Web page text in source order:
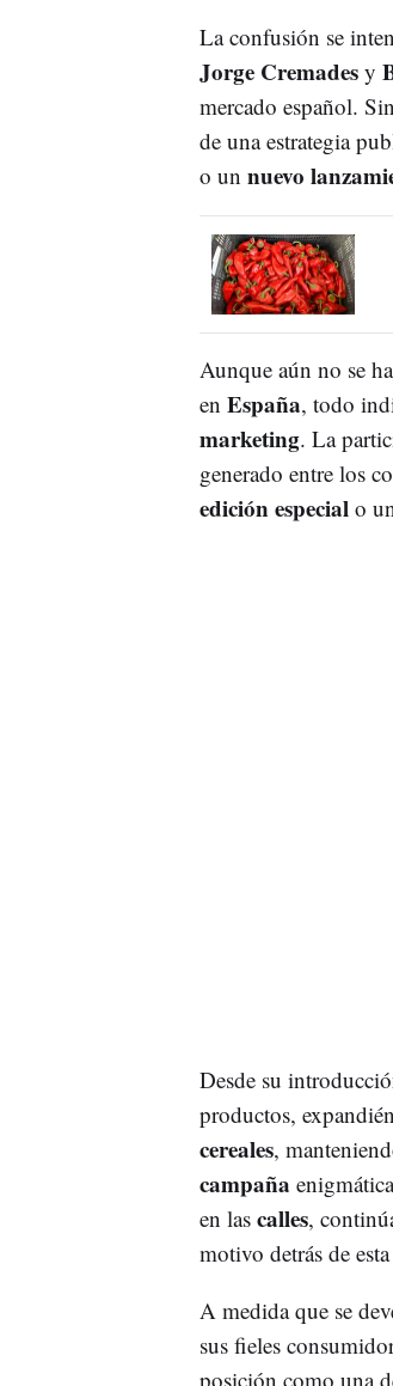
La confusión se
Jorge Cremadesy
mercado español.
de una estrategia
o un nuevo
Aunque aún no se
en España, todo
marketing. La
generado entre los
edición especialo
Desde su
productos,
cereales,
campaña
en las calles,
motivo detrás de
A medida que se
sus fieles
posición como una